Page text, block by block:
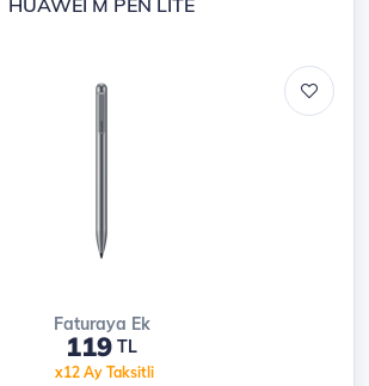
HUAWEI M PEN LITE
Faturaya Ek
119 TL
x12 Ay Taksitli